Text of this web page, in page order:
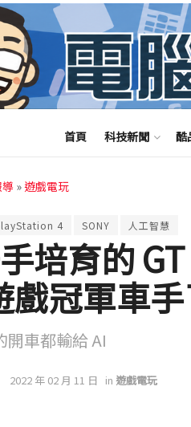
首頁 科技新聞 酷
»遊戲電玩
4 SONY 人工智慧
培育的
冠軍車手
開車都輸給 AI
2022 年 02 月 11 日 in 遊戲電玩